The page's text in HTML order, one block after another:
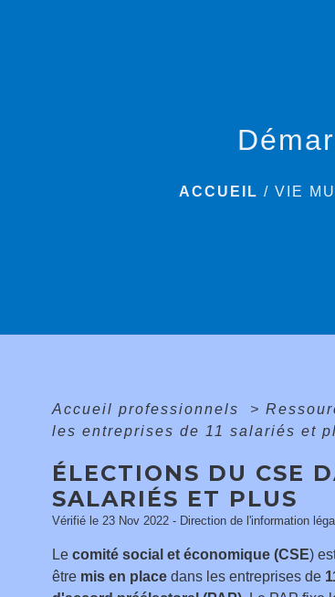
ACCUEIL /VIE
Accueil professionnels >
les entreprises de 11 salariés et
ÉLECTIONS DU CSE
SALARIÉS ET PLUS
Vérifié le 23 Nov 2022 - Direction de l'information
Le comité social et économique (CSE)
être mis en placedans les entreprises de